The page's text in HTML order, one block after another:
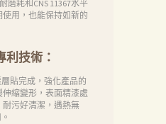
磨耗和CNS 11367水平
用，也能保持如新的
技術：
貼完成，強化產品的
縮變形，表面精漆處
污好清潔，遇熱無